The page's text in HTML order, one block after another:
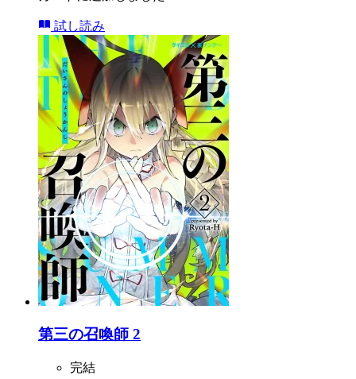
試し読み
第三の召喚師 2
完結